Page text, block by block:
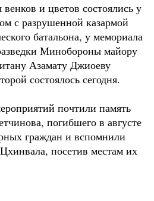
и цветов состоялись у
с разрушенной казармой
батальона, у мемориала
Минобороны майору
Азамату Джиоеву
состоялось сегодня.
почтили память
погибшего в августе
граждан и вспомнили
посетив местам их